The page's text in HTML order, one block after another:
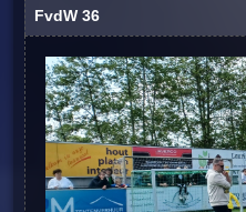
FvdW 36